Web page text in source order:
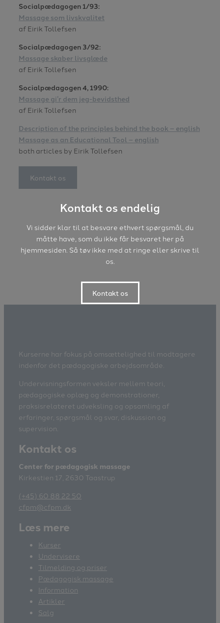
Socialpædagogen 1/93:
Massage som livskvalitet
af Eirik Tollefsen
Socialpædagogen 3/92:
Massage skaber livsglæde
af Eirik Tollefsen
Socialpædagogen 4, 1990:
Massage gi’r dem jeg-bevidsthed
af Eirik Tollefsen
Description of the principles behind the book – english
Massage as an Educational Tool – english
both articles by Eirik Tollefsen
Kontakt os
Kontakt os endelig
Vi sidder klar til at besvare ethvert spørgsmål, du
måtte have, som du ikke får besvaret her på
hjemmesiden. Så tøv ikke med at ringe eller skrive til
os.
Kontakt os
Kurserne har fokus på omsættelighed til modtagere
indenfor det pædagogiske arbejdsområde.
Undervisningsformen veksler mellem teori,
pædagogiske oplæg og demonstrationer,
praksisrelateret udveksling og opsamling af
erfaringer, spørgsmål og svar, diskussion og
supervision.
Kontakt os
Center for pædagogisk massage
Kirkestien 17, 2630 Taastrup
(+45) 60 88 22 50
cfpm@cfpm.dk
Læs mere
Kurser
Undervisere
Tilmelding og priser
Pædagogisk massage
Information
Artikler
Salg